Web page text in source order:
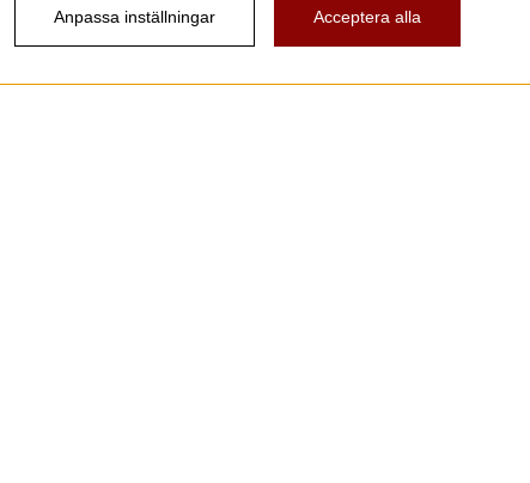
Anpassa inställningar Acceptera alla